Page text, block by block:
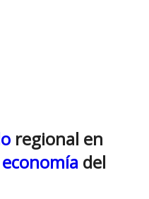
regional en
economía del